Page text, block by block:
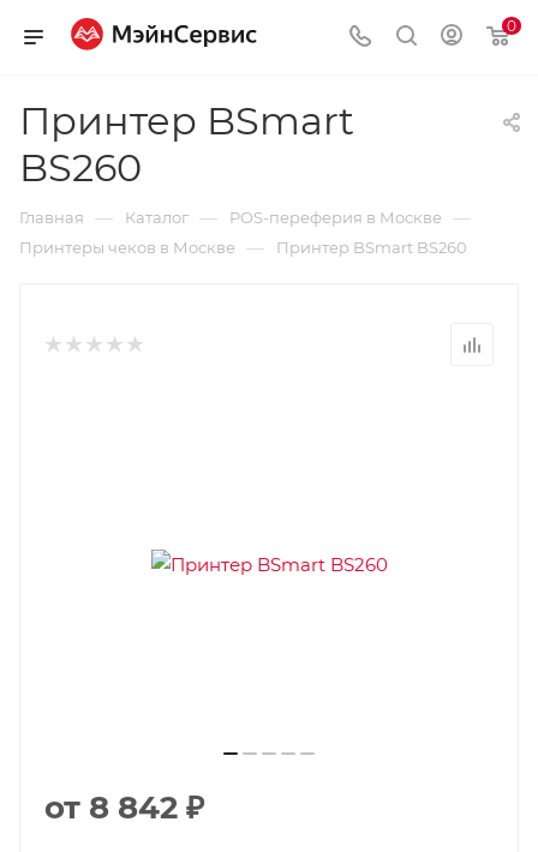
0
Принтер BSmart
BS260
Главная — Каталог — POS-переферия в Москве —
Принтеры чеков в Москве — Принтер BSmart BS260
от 8 842 ₽